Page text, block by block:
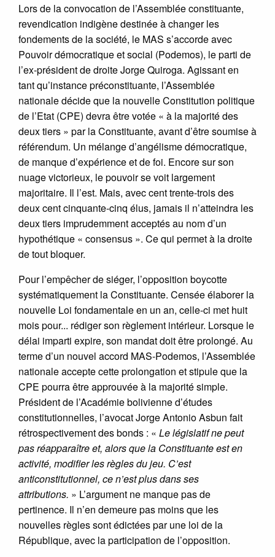
Lors de la convocation de l’Assemblée constituante,
revendication indigène destinée à changer les
fondements de la société, le MAS s’accorde avec
Pouvoir démocratique et social (Podemos), le parti de
l’ex-président de droite Jorge Quiroga. Agissant en
tant qu’instance préconstituante, l’Assemblée
nationale décide que la nouvelle Constitution politique
de l’Etat (CPE) devra être votée « à la majorité des
deux tiers » par la Constituante, avant d’être soumise à
référendum. Un mélange d’angélisme démocratique,
de manque d’expérience et de foi. Encore sur son
nuage victorieux, le pouvoir se voit largement
majoritaire. Il l’est. Mais, avec cent trente-trois des
deux cent cinquante-cinq élus, jamais il n’atteindra les
deux tiers imprudemment acceptés au nom d’un
hypothétique « consensus ». Ce qui permet à la droite
de tout bloquer.
Pour l’empêcher de siéger, l’opposition boycotte
systématiquement la Constituante. Censée élaborer la
nouvelle Loi fondamentale en un an, celle-ci met huit
mois pour... rédiger son règlement intérieur. Lorsque le
délai imparti expire, son mandat doit être prolongé. Au
terme d’un nouvel accord MAS-Podemos, l’Assemblée
nationale accepte cette prolongation et stipule que la
CPE pourra être approuvée à la majorité simple.
Président de l’Académie bolivienne d’études
constitutionnelles, l’avocat Jorge Antonio Asbun fait
rétrospectivement des bonds : « Le législatif ne peut
pas réapparaître et, alors que la Constituante est en
activité, modifier les règles du jeu. C’est
anticonstitutionnel, ce n’est plus dans ses
attributions. » L’argument ne manque pas de
pertinence. Il n’en demeure pas moins que les
nouvelles règles sont édictées par une loi de la
République, avec la participation de l’opposition.